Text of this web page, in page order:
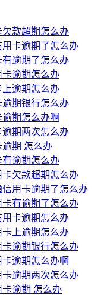
款超期怎么办
卡逾期了怎么办
逾期了怎么办
逾期怎么办
逾期怎么办
期银行怎么办
期怎么办啊
期两次怎么办
期 怎么办
逾期怎么办
欠款超期怎么办
用卡逾期了怎么办
有逾期了怎么办
卡逾期怎么办
上逾期怎么办
逾期银行怎么办
逾期怎么办啊
逾期两次怎么办
逾期 怎么办